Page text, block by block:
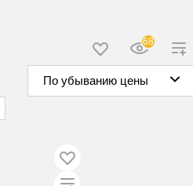
68
По убыванию цены